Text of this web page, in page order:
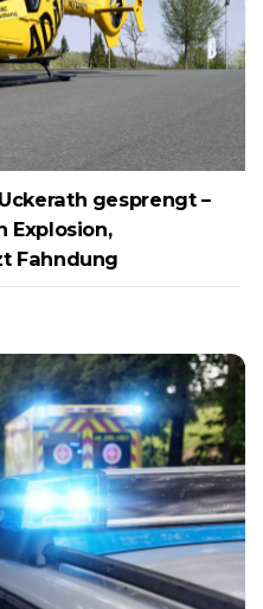
gesprengt –
Explosion,
Fahndung